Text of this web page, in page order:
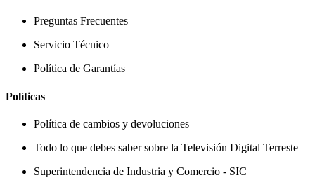
Preguntas Frecuentes
Servicio Técnico
Política de Garantías
Políticas
Política de cambios y devoluciones
Todo lo que debes saber sobre la Televisión Digital Terreste
Superintendencia de Industria y Comercio - SIC